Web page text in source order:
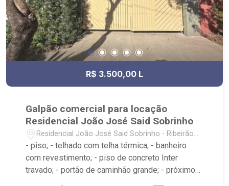
piso superior - sala - cozinha - sala de jantar - 03
dormitórios - sala - banheiro social - quintal -
estacionamento anexo com 20 vagas e guarita
com depósito. - sentido Independência
R$ 3.500,00 L
Galpão comercial para locação
Residencial João José Said Sobrinho
Residencial João José Said Sobrinho - Ribeirão
Preto/SP
- piso; - telhado com telha térmica; - banheiro
com revestimento; - piso de concreto Inter
travado; - portão de caminhão grande; - próximo